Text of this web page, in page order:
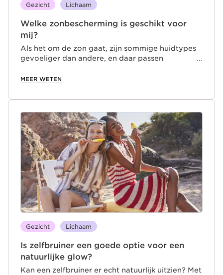
Gezicht Lichaam
Welke zonbescherming is geschikt voor
mij?
Als het om de zon gaat, zijn sommige huidtypes
gevoeliger dan andere, en daar passen
ingedeeld op basis van hun gevoeligheid voor de
fototype, hoe gevoeliger de huid is voor zonlicht.
MEER WETEN
Gezicht Lichaam
Is zelfbruiner een goede optie voor een
natuurlijke glow?
Kan een zelfbruiner er echt natuurlijk uitzien? Met